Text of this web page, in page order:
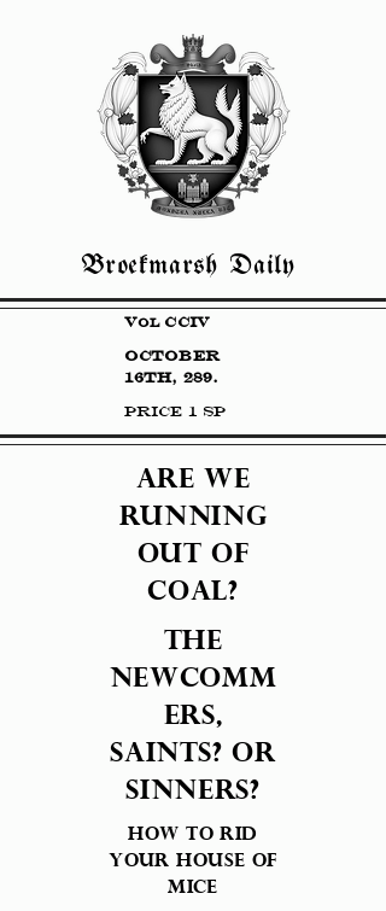
Broekmarsh Daily
volcciv
october
16th, 289.
Price 1 sp
Are we
running
out of
coal?
THE
NEWCOMM
ERS,
SAINTS? OR
SINNERS?
How to rid
your house of
mice